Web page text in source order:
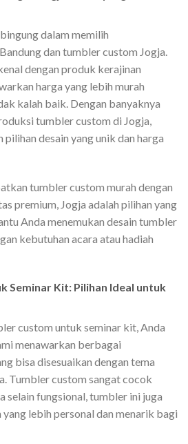
dalam memilih
dan tumbler custom Jogja.
dengan produk kerajinan
harga yang lebih murah
kalah baik. Dengan banyaknya
tumbler custom di Jogja,
desain yang unik dan harga
tumbler custom murah dengan
premium, Jogja adalah pilihan yang
Anda menemukan desain tumbler
kebutuhan acara atau hadiah
Seminar Kit: Pilihan Ideal untuk
custom untuk seminar kit, Anda
menawarkan berbagai
bisa disesuaikan dengan tema
Tumbler custom sangat cocok
selain fungsional, tumbler ini juga
lebih personal dan menarik bagi